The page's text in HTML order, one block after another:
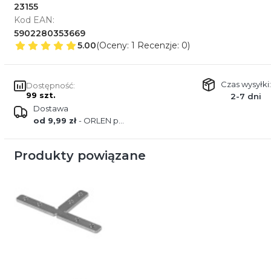
23155
Kod EAN:
5902280353669
5.00(Oceny: 1 Recenzje: 0)
Dostępność:
99 szt.
Czas wysyłki:
2-7 dni
Dostawa
od 9,99 zł- ORLEN paczka
Produkty powiązane